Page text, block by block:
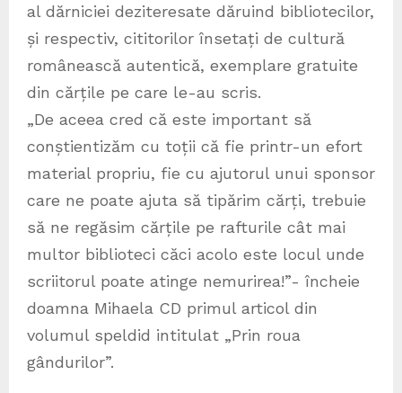
al dărniciei deziteresate dăruind bibliotecilor,
și respectiv, cititorilor însetați de cultură
românească autentică, exemplare gratuite
din cărțile pe care le-au scris.
„De aceea cred că este important să
conștientizăm cu toții că fie printr-un efort
material propriu, fie cu ajutorul unui sponsor
care ne poate ajuta să tipărim cărți, trebuie
să ne regăsim cărțile pe rafturile cât mai
multor biblioteci căci acolo este locul unde
scriitorul poate atinge nemurirea!”- încheie
doamna Mihaela CD primul articol din
volumul speldid intitulat „Prin roua
gândurilor”.